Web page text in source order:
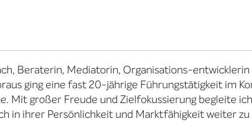
Beraterin, Mediatorin, Organisations-
ging eine fast 20-jährige Führungstätigkeit im
Mit großer Freude und Zielfokussierung begleite
in ihrer Persönlichkeit und Marktfähigkeit weiter